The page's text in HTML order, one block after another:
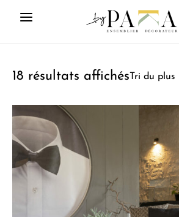
18 résultats affichés